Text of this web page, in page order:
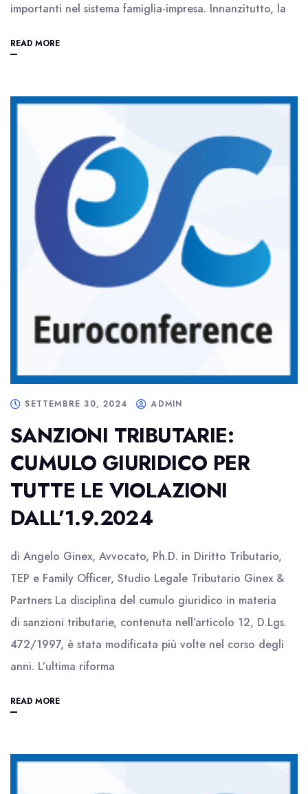
importanti nel sistema famiglia-impresa. Innanzitutto, la
READ MORE
SETTEMBRE 30, 2024 ADMIN
SANZIONI TRIBUTARIE:
CUMULO GIURIDICO PER
TUTTE LE VIOLAZIONI
DALL’1.9.2024
di Angelo Ginex, Avvocato, Ph.D. in Diritto Tributario,
TEP e Family Officer, Studio Legale Tributario Ginex &
Partners La disciplina del cumulo giuridico in materia
di sanzioni tributarie, contenuta nell’articolo 12, D.Lgs.
472/1997, è stata modificata più volte nel corso degli
anni. L’ultima riforma
READ MORE